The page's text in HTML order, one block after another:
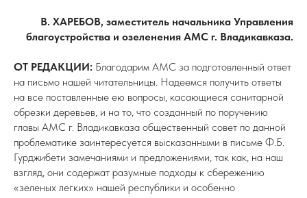
В. ХАРЕБОВ, заместитель начальника Управления
благоустройства и озеленения АМС г. Владикавказа.
ОТ РЕДАКЦИИ: Благодарим АМС за подготовленный ответ
на письмо нашей читательницы. Надеемся получить ответы
на все поставленные ею вопросы, касающиеся санитарной
обрезки деревьев, и на то, что созданный по поручению
главы АМС г. Владикавказа общественный совет по данной
проблематике заинтересуется высказанными в письме Ф.Б.
Гурджибети замечаниями и предложениями, так как, на наш
взгляд, они содержат разумные подходы к сбережению
«зеленых легких» нашей республики и особенно